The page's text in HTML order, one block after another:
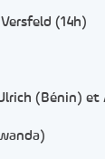
(14h)
(Bénin)